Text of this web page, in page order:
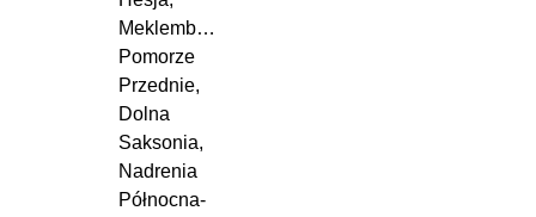
Meklemburgia-
Pomorze
Przednie,
Dolna
Saksonia,
Nadrenia
Północna-